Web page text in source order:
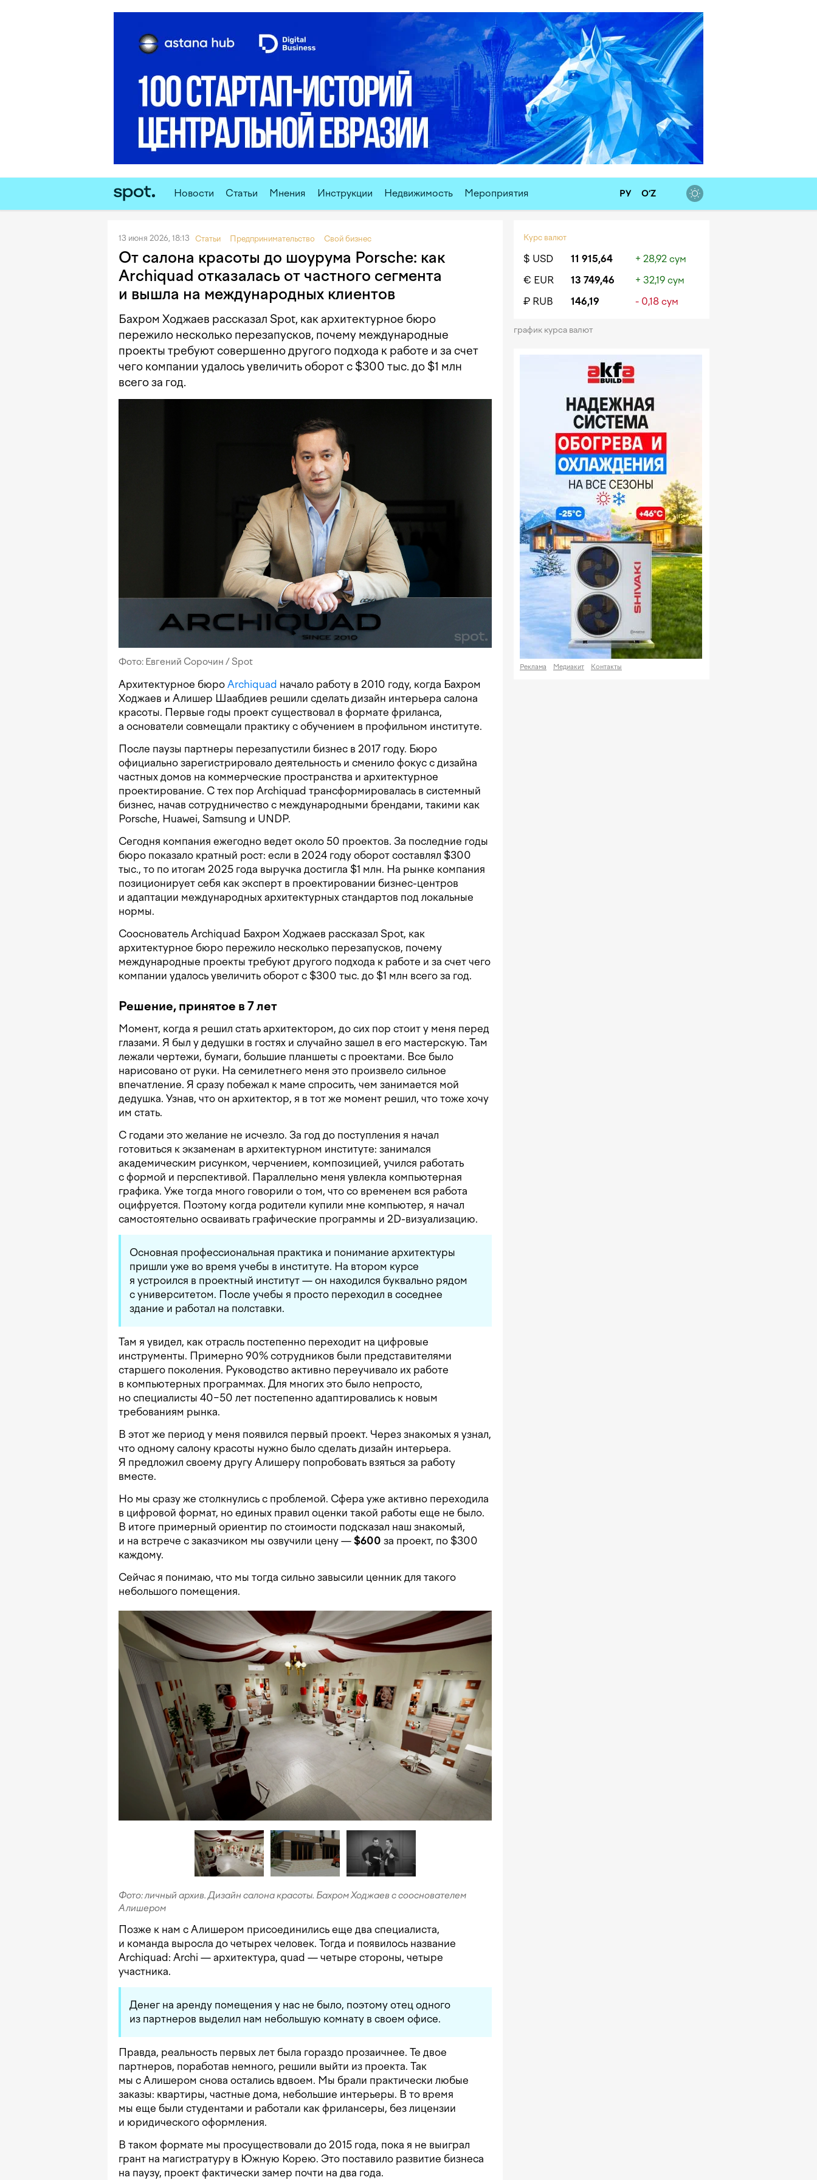
Новости Статьи Мнения Инструкции Недвижимость Мероприятия РУ O‘Z
13 июня 2026, 18:13 Статьи Предпринимательство Свой бизнес
От салона красоты до шоурума Porsche: как
Archiquad отказалась от частного сегмента
и вышла на международных клиентов
Бахром Ходжаев рассказал Spot, как архитектурное бюро
пережило несколько перезапусков, почему международные
проекты требуют совершенно другого подхода к работе и за счет
чего компании удалось увеличить оборот с $300 тыс. до $1 млн
всего за год.
Фото: Евгений Сорочин / Spot
Архитектурное бюро Archiquad начало работу в 2010 году, когда Бахром
Ходжаев и Алишер Шаабдиев решили сделать дизайн интерьера салона
красоты. Первые годы проект существовал в формате фриланса,
а основатели совмещали практику с обучением в профильном институте.
После паузы партнеры перезапустили бизнес в 2017 году. Бюро
официально зарегистрировало деятельность и сменило фокус с дизайна
частных домов на коммерческие пространства и архитектурное
проектирование. С тех пор Archiquad трансформировалась в системный
бизнес, начав сотрудничество с международными брендами, такими как
Porsche, Huawei, Samsung и UNDP.
Сегодня компания ежегодно ведет около 50 проектов. За последние годы
бюро показало кратный рост: если в 2024 году оборот составлял $300
тыс., то по итогам 2025 года выручка достигла $1 млн. На рынке компания
позиционирует себя как эксперт в проектировании бизнес-центров
и адаптации международных архитектурных стандартов под локальные
нормы.
Сооснователь Archiquad Бахром Ходжаев рассказал Spot, как
архитектурное бюро пережило несколько перезапусков, почему
международные проекты требуют другого подхода к работе и за счет чего
компании удалось увеличить оборот с $300 тыс. до $1 млн всего за год.
Решение, принятое в 7 лет
Момент, когда я решил стать архитектором, до сих пор стоит у меня перед
глазами. Я был у дедушки в гостях и случайно зашел в его мастерскую. Там
лежали чертежи, бумаги, большие планшеты с проектами. Все было
нарисовано от руки. На семилетнего меня это произвело сильное
впечатление. Я сразу побежал к маме спросить, чем занимается мой
дедушка. Узнав, что он архитектор, я в тот же момент решил, что тоже хочу
им стать.
С годами это желание не исчезло. За год до поступления я начал
готовиться к экзаменам в архитектурном институте: занимался
академическим рисунком, черчением, композицией, учился работать
с формой и перспективой. Параллельно меня увлекла компьютерная
графика. Уже тогда много говорили о том, что со временем вся работа
оцифруется. Поэтому когда родители купили мне компьютер, я начал
самостоятельно осваивать графические программы и 2D-визуализацию.
Основная профессиональная практика и понимание архитектуры
пришли уже во время учебы в институте. На втором курсе
я устроился в проектный институт — он находился буквально рядом
с университетом. После учебы я просто переходил в соседнее
здание и работал на полставки.
Там я увидел, как отрасль постепенно переходит на цифровые
инструменты. Примерно 90% сотрудников были представителями
старшего поколения. Руководство активно переучивало их работе
в компьютерных программах. Для многих это было непросто,
но специалисты 40−50 лет постепенно адаптировались к новым
требованиям рынка.
В этот же период у меня появился первый проект. Через знакомых я узнал,
что одному салону красоты нужно было сделать дизайн интерьера.
Я предложил своему другу Алишеру попробовать взяться за работу
вместе.
Но мы сразу же столкнулись с проблемой. Сфера уже активно переходила
в цифровой формат, но единых правил оценки такой работы еще не было.
В итоге примерный ориентир по стоимости подсказал наш знакомый,
и на встрече с заказчиком мы озвучили цену — $600 за проект, по $300
каждому.
Сейчас я понимаю, что мы тогда сильно завысили ценник для такого
небольшого помещения.
Фото: личный архив. Дизайн салона красоты. Бахром Ходжаев с сооснователем
Алишером
Позже к нам с Алишером присоединились еще два специалиста,
и команда выросла до четырех человек. Тогда и появилось название
Archiquad: Archi — архитектура, quad — четыре стороны, четыре
участника.
Денег на аренду помещения у нас не было, поэтому отец одного
из партнеров выделил нам небольшую комнату в своем офисе.
Правда, реальность первых лет была гораздо прозаичнее. Те двое
партнеров, поработав немного, решили выйти из проекта. Так
мы с Алишером снова остались вдвоем. Мы брали практически любые
заказы: квартиры, частные дома, небольшие интерьеры. В то время
мы еще были студентами и работали как фрилансеры, без лицензии
и юридического оформления.
В таком формате мы просуществовали до 2015 года, пока я не выиграл
грант на магистратуру в Южную Корею. Это поставило развитие бизнеса
на паузу, проект фактически замер почти на два года.
Курс валют
$ USD 11 915,64
+ 28,92 сум
€ EUR
13 749,46
+ 32,19 сум
₽ RUB
146,19 - 0,18 сум
график курса валют
Реклама Медиакит Контакты